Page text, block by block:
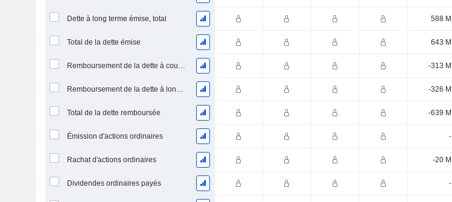
Dette à long terme émise, total 588 M
Total de la dette émise 643 M
Remboursement de la dette à court terme, total -313 M
Remboursement de la dette à long terme, total -326 M
Total de la dette remboursée -639 M
Émission d'actions ordinaires -
Rachat d'actions ordinaires -20 M
Dividendes ordinaires payés -